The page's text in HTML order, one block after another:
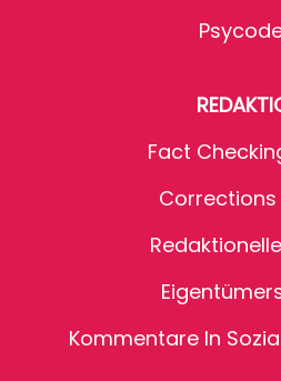
Fact
Corrections
Kommentare In